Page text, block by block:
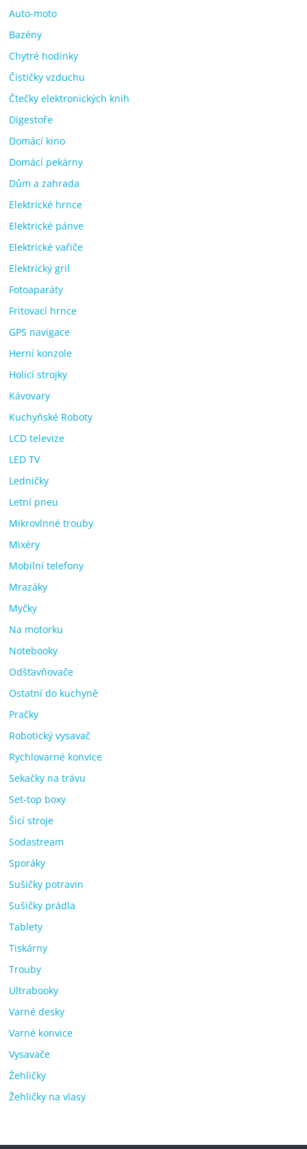
Auto-moto
Bazény
Chytré hodinky
Čističky vzduchu
Čtečky elektronických knih
Digestoře
Domácí kino
Domácí pekárny
Dům a zahrada
Elektrické hrnce
Elektrické pánve
Elektrické vařiče
Elektrický gril
Fotoaparáty
Fritovací hrnce
GPS navigace
Herní konzole
Holicí strojky
Kávovary
Kuchyňské Roboty
LCD televize
LED TV
Ledničky
Letní pneu
Mikrovlnné trouby
Mixéry
Mobilní telefony
Mrazáky
Myčky
Na motorku
Notebooky
Odšťavňovače
Ostatní do kuchyně
Pračky
Robotický vysavač
Rychlovarné konvice
Sekačky na trávu
Set-top boxy
Šicí stroje
Sodastream
Sporáky
Sušičky potravin
Sušičky prádla
Tablety
Tiskárny
Trouby
Ultrabooky
Varné desky
Varné konvice
Vysavače
Žehličky
Žehličky na vlasy